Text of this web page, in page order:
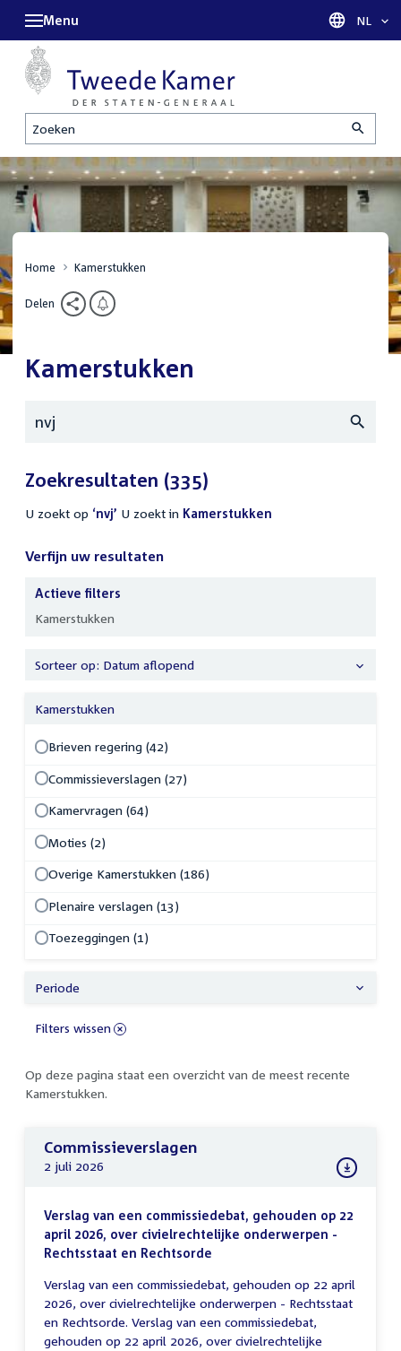
Zoeken
Menu Taal
NL
Home Kamerstukken
Delen
Kamerstukken
Zoeken
Zoekresultaten (335)
U zoekt op ‘nvj’ U zoekt in actieve
Kamerstukken
Verfijn uw resultaten
Op deze pagina staat een overzicht van de meest recente
Kamerstukken.
Commissieverslagen
2 juli 2026
Verslag van een commissiedebat, gehouden op 22
april 2026, over civielrechtelijke onderwerpen -
Rechtsstaat en Rechtsorde
Verslag van een commissiedebat, gehouden op 22 april
2026, over civielrechtelijke onderwerpen - Rechtsstaat
en Rechtsorde. Verslag van een commissiedebat,
gehouden op 22 april 2026, over civielrechtelijke
uw
Actieve filters
Kamerstukken
Sorteer op: Datum aflopend
Kamerstukken
Brieven regering (42)
Commissieverslagen (27)
Kamervragen (64)
Moties (2)
Overige Kamerstukken (186)
Plenaire verslagen (13)
Toezeggingen (1)
Periode
Filters wissen